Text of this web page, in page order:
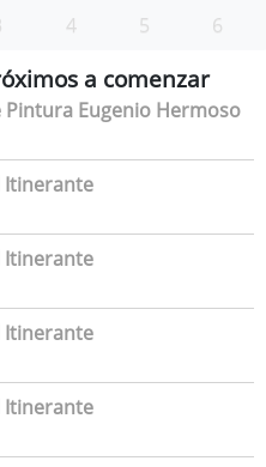
4 5 6
a comenzar
Eugenio Hermoso
Itinerante
Itinerante
Itinerante
Itinerante